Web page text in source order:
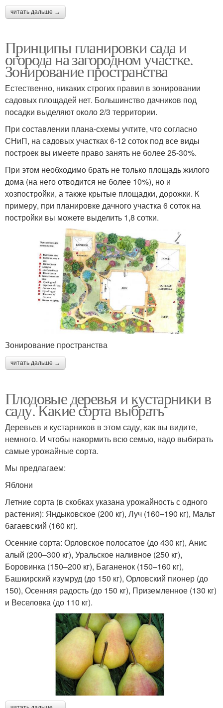
читать дальше →
Принципы планировки сада и
огорода на загородном участке.
Зонирование пространства
Естественно, никаких строгих правил в зонировании
садовых площадей нет. Большинство дачников под
посадки выделяют около 2/3 территории.
При составлении плана-схемы учтите, что согласно
СНиП, на садовых участках 6-12 соток под все виды
построек вы имеете право занять не более 25-30%.
При этом необходимо брать не только площадь жилого
дома (на него отводится не более 10%), но и
хозпостройки, а также крытые площадки, дорожки. К
примеру, при планировке дачного участка 6 соток на
постройки вы можете выделить 1,8 сотки.
Зонирование пространства
читать дальше →
Плодовые деревья и кустарники в
саду. Какие сорта выбрать
Деревьев и кустарников в этом саду, как вы видите,
немного. И чтобы накормить всю семью, надо выбирать
самые урожайные сорта.
Мы предлагаем:
Яблони
Летние сорта (в скобках указана урожайность с одного
растения): Яндыковское (200 кг), Луч (160–190 кг), Мальт
багаевский (160 кг).
Осенние сорта: Орловское полосатое (до 430 кг), Анис
алый (200–300 кг), Уральское наливное (250 кг),
Боровинка (150–200 кг), Баганенок (150–160 кг),
Башкирский изумруд (до 150 кг), Орловский пионер (до
150), Осенняя радость (до 150 кг), Приземленное (130 кг)
и Веселовка (до 110 кг).